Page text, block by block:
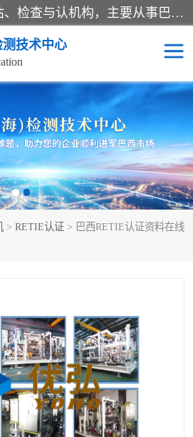
*是一家的测试、评估、检查与认机构，主要从事巴西NR10认证、NR12认证、NR13认证；ANATEL认证、INMTRO认证，欧盟CE认证：MD认证，PED认证，MID认证，ATEX认证，德国蓝色天使认证。
技术中心
> RETIE认证 > 巴西RETIE认证资料在线
NR10认证
NR13认证
巴西NR认证
RETIE认证